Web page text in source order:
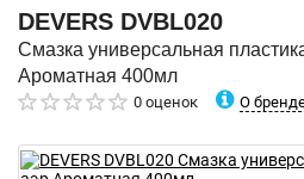
DEVERS DVBL020
Смазка универсальная
Ароматная 400мл
0 оценок О